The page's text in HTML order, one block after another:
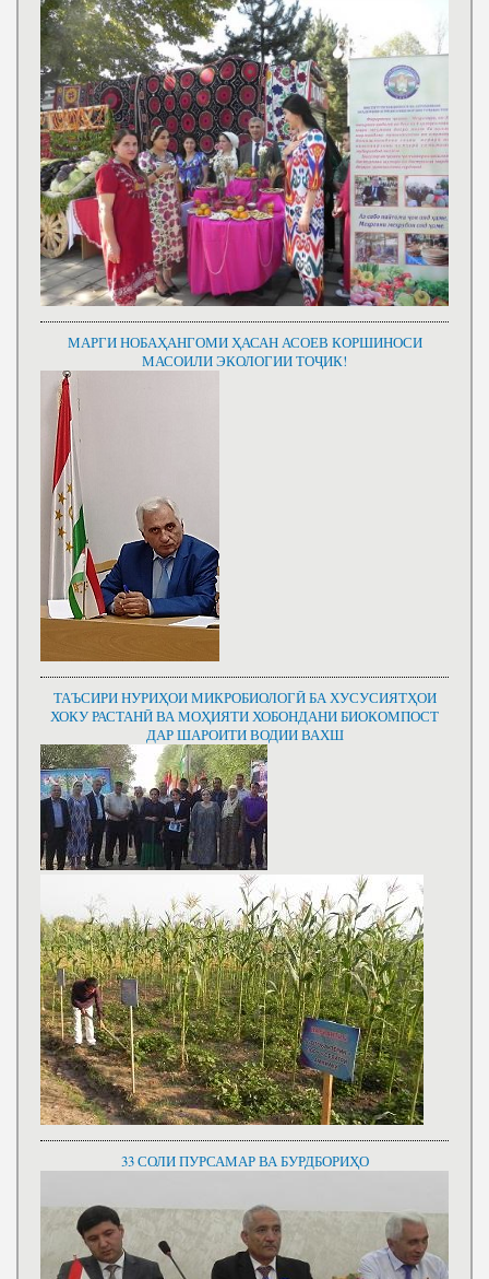
МАРГИ НОБАҲАНГОМИ ҲАСАН АСОЕВ КОРШИНОСИ
МАСОИЛИ ЭКОЛОГИИ ТОҶИК!
ТАЪСИРИ НУРИҲОИ МИКРОБИОЛОГӢ БА ХУСУСИЯТҲОИ
ХОКУ РАСТАНӢ ВА МОҲИЯТИ ХОБОНДАНИ БИОКОМПОСТ
ДАР ШАРОИТИ ВОДИИ ВАХШ
33 СОЛИ ПУРСАМАР ВА БУРДБОРИҲО